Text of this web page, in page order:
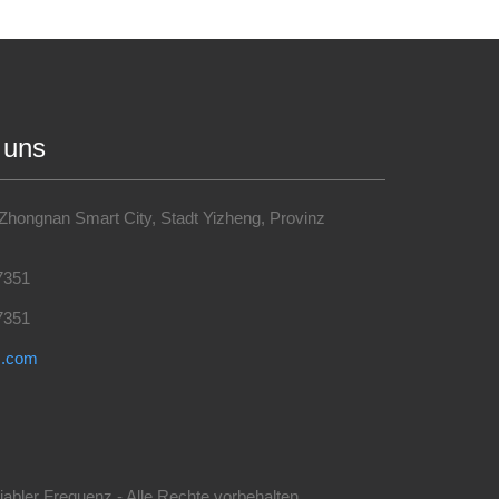
Smart City, Stadt Yizheng, Provinz